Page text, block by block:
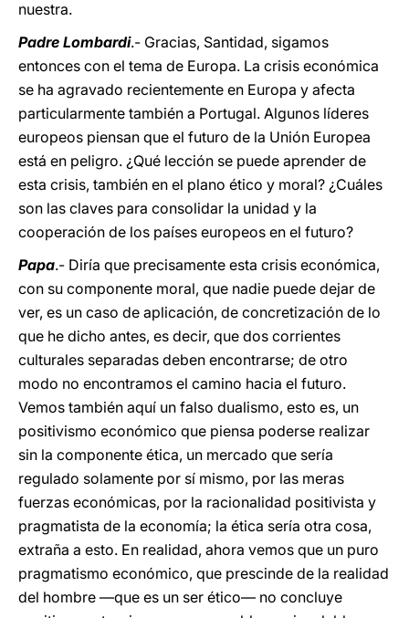
nuestra.
Padre Lombardi.- Gracias, Santidad, sigamos
entonces con el tema de Europa. La crisis económica
se ha agravado recientemente en Europa y afecta
particularmente también a Portugal. Algunos líderes
europeos piensan que el futuro de la Unión Europea
está en peligro. ¿Qué lección se puede aprender de
esta crisis, también en el plano ético y moral? ¿Cuáles
son las claves para consolidar la unidad y la
cooperación de los países europeos en el futuro?
Papa.- Diría que precisamente esta crisis económica,
con su componente moral, que nadie puede dejar de
ver, es un caso de aplicación, de concretización de lo
que he dicho antes, es decir, que dos corrientes
culturales separadas deben encontrarse; de otro
modo no encontramos el camino hacia el futuro.
Vemos también aquí un falso dualismo, esto es, un
positivismo económico que piensa poderse realizar
sin la componente ética, un mercado que sería
regulado solamente por sí mismo, por las meras
fuerzas económicas, por la racionalidad positivista y
pragmatista de la economía; la ética sería otra cosa,
extraña a esto. En realidad, ahora vemos que un puro
pragmatismo económico, que prescinde de la realidad
del hombre —que es un ser ético— no concluye